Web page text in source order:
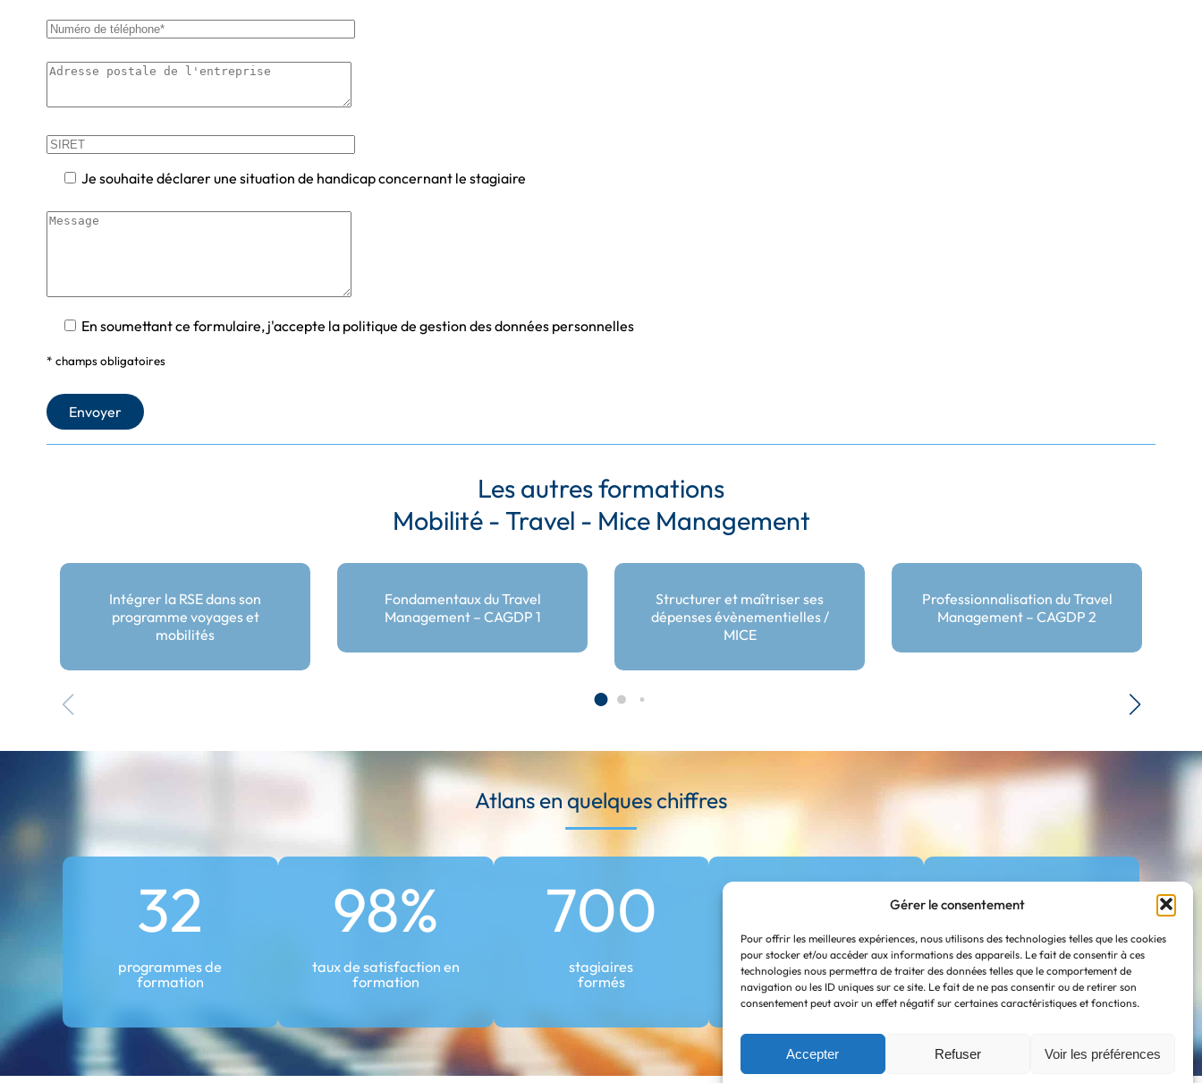
Gérer le consentement
Pour offrir les meilleures expériences, nous utilisons des technologies telles que les cookies
pour stocker et/ou accéder aux informations des appareils. Le fait de consentir à ces
technologies nous permettra de traiter des données telles que le comportement de
navigation ou les ID uniques sur ce site. Le fait de ne pas consentir ou de retirer son
consentement peut avoir un effet négatif sur certaines caractéristiques et fonctions.
Accepter Refuser Voir les préférences
Je souhaite déclarer une situation de handicap concernant le stagiaire
En soumettant ce formulaire, j'accepte la politique de gestion des données personnelles
* champs obligatoires
Les autres formations
Mobilité - Travel - Mice Management
Intégrer la RSE dans son
programme voyages et
mobilités
Fondamentaux du Travel
Management – CAGDP 1
Structurer et maîtriser ses
dépenses évènementielles /
MICE
Professionnalisation du Travel
Management – CAGDP 2
Atlans en quelques chiffres
32
programmes de
formation
98%
taux de satisfaction en
formation
700
stagiaires
formés
notre score
NPS en conseil
135
entreprises
accompagnées
en conseil